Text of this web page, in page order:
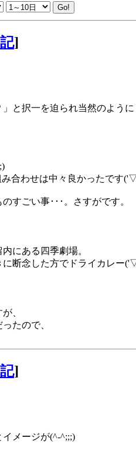
]
と択一を迫られ当然のように
合わせは中々良かったです
すごい事･･･。さすがです。
にある四季劇場。
断念した方でドライカレー
、
たので、
]
メージが(^-^;;;)